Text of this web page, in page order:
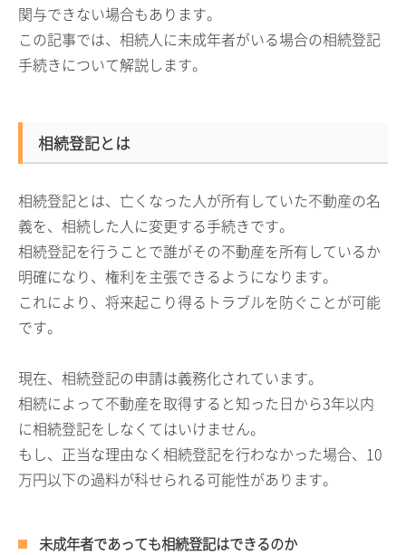
関与できない場合もあります。
この記事では、相続人に未成年者がいる場合の相続登記
手続きについて解説します。
相続登記とは
相続登記とは、亡くなった人が所有していた不動産の名
義を、相続した人に変更する手続きです。
相続登記を行うことで誰がその不動産を所有しているか
明確になり、権利を主張できるようになります。
これにより、将来起こり得るトラブルを防ぐことが可能
です。
現在、相続登記の申請は義務化されています。
相続によって不動産を取得すると知った日から3年以内
に相続登記をしなくてはいけません。
もし、正当な理由なく相続登記を行わなかった場合、 10
万円以下の過料が科せられる可能性があります。
未成年者であっても相続登記はできるのか